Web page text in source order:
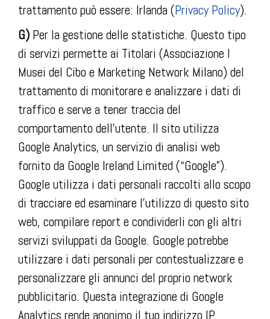
trattamento può essere: Irlanda (Privacy Policy).
G) Per la gestione delle statistiche. Questo tipo
di servizi permette ai Titolari (Associazione I
Musei del Cibo e Marketing Network Milano) del
trattamento di monitorare e analizzare i dati di
traffico e serve a tener traccia del
comportamento dell’utente. Il sito utilizza
Google Analytics, un servizio di analisi web
fornito da Google Ireland Limited (“Google”).
Google utilizza i dati personali raccolti allo scopo
di tracciare ed esaminare l’utilizzo di questo sito
web, compilare report e condividerli con gli altri
servizi sviluppati da Google. Google potrebbe
utilizzare i dati personali per contestualizzare e
personalizzare gli annunci del proprio network
pubblicitario. Questa integrazione di Google
Analytics rende anonimo il tuo indirizzo IP.